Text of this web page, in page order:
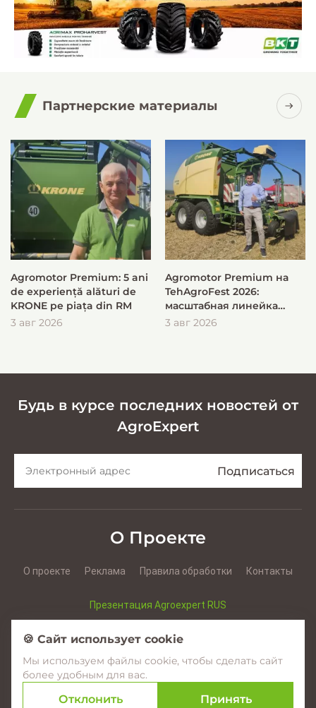
Партнерские материалы
Agromotor Premium: 5 ani
de experiență alături de
KRONE pe piața din RM
3 авг 2026
Agromotor Premium на
TehAgroFest 2026:
масштабная линейка
KRONE для быстрой и
3 авг 2026
Будь в курсе последних новостей от
AgroExpert
О Проекте
О проекте Реклама Правила обработки Контакты
Презентация Agroexpert RUS
Facebook YouTube Instagram
🍪 Сайт использует cookie
Мы используем файлы cookie, чтобы сделать сайт
более удобным для вас.
Отклонить Принять